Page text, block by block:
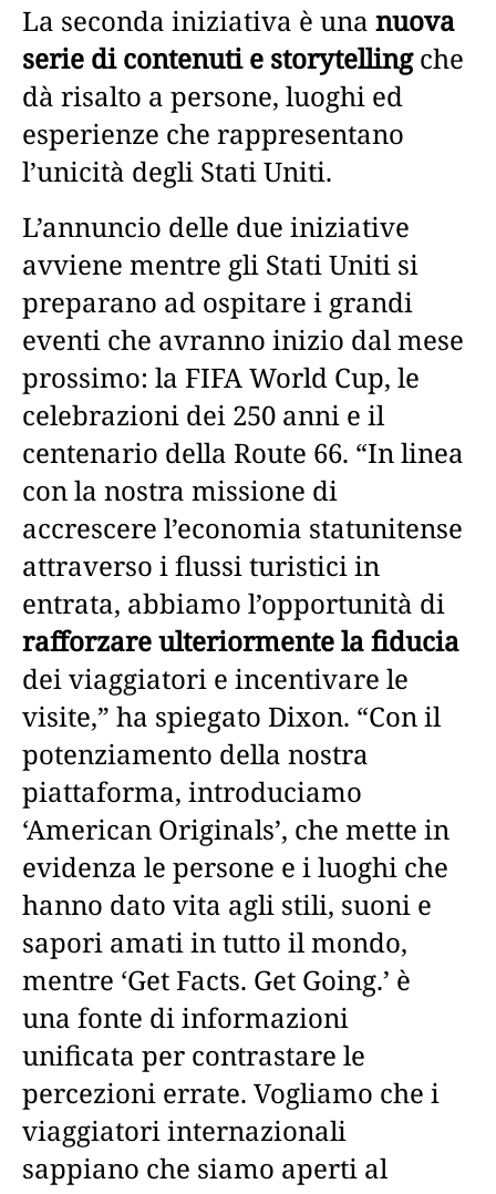
La seconda iniziativa è una nuova
serie di contenuti e storytellingche
dà risalto a persone, luoghi ed
esperienze che rappresentano
l’unicità degli Stati Uniti.
L’annuncio delle due iniziative
avviene mentre gli Stati Uniti si
preparano ad ospitare i grandi
eventi che avranno inizio dal mese
prossimo: la FIFA World Cup, le
celebrazioni dei 250 anni e il
centenario della Route 66. “In linea
con la nostra missione di
accrescere l’economia statunitense
attraverso i flussi turistici in
entrata, abbiamo l’opportunità di
rafforzare ulteriormente la fiducia
dei viaggiatori e incentivare le
visite,” ha spiegato Dixon. “Con il
potenziamento della nostra
piattaforma, introduciamo
‘American Originals’, che mette in
evidenza le persone e i luoghi che
hanno dato vita agli stili, suoni e
sapori amati in tutto il mondo,
mentre ‘Get Facts. Get Going.’ è
una fonte di informazioni
unificata per contrastare le
percezioni errate. Vogliamo che i
viaggiatori internazionali
sappiano che siamo aperti al